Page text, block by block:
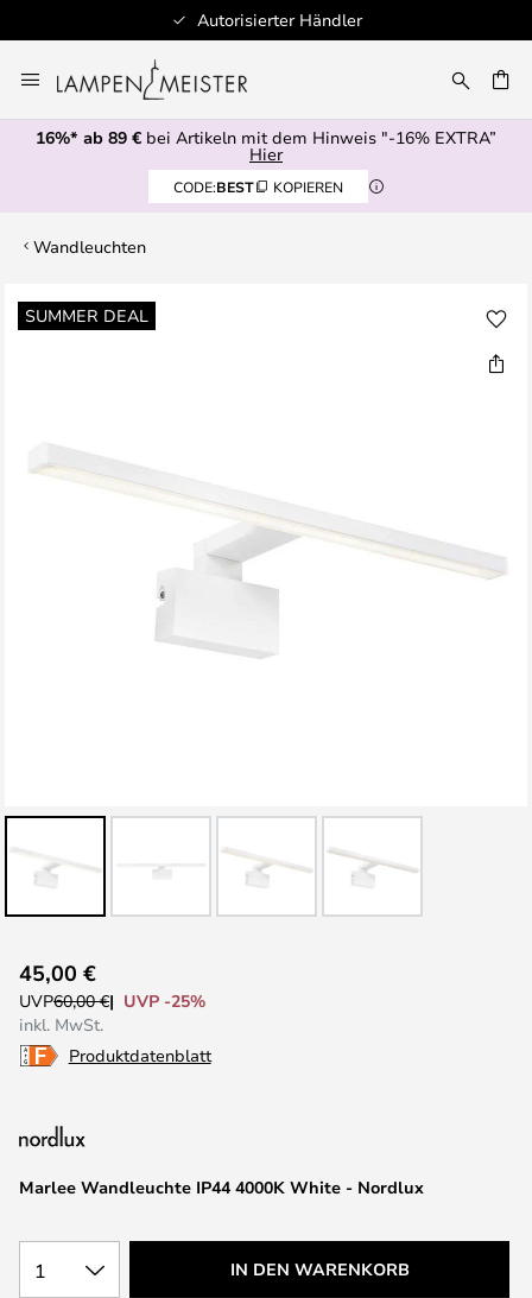
Autorisierter Händler
Inhalt
springen
16%* ab 89 € bei Artikeln mit dem Hinweis "-16% EXTRA”
Hier
CODE:BEST KOPIEREN
Wandleuchten
SUMMER DEAL
Zum
Ende
Anfang
der
Bildgalerie
springen
Marlee Wandleuchte IP44 4000K White - Nordlux
45,00 €
UVP60,00 €
UVP -25%
inkl. MwSt.
Produktdatenblatt
1 IN DEN WARENKORB